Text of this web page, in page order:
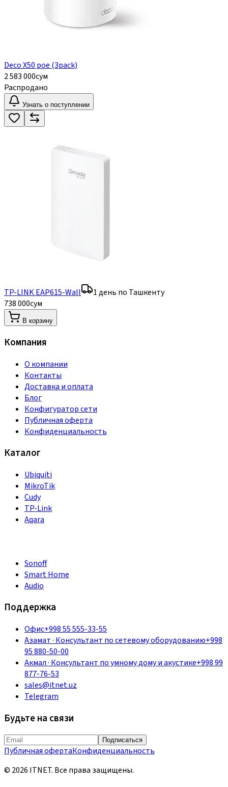
Deco X50 poe (3pack)
2 583 000сум
Распродано
Узнать о поступлении
TP-LINK EAP615-Wall
1 день по Ташкенту
738 000сум
В корзину
Компания
О компании
Контакты
Доставка и оплата
Блог
Конфигуратор сети
Публичная оферта
Конфиденциальность
Каталог
Ubiquiti
MikroTik
Cudy
TP-Link
Aqara
Sonoff
Smart Home
Audio
Поддержка
Офис+998 55 555-33-55
Азамат· Консультант по сетевому оборудованию+998
95 880-50-00
Акмал· Консультант по умному дому и акустике+998 99
877-76-53
sales@itnet.uz
Telegram
Будьте на связи
Подписаться
Публичная офертаКонфиденциальность
© 2026 ITNET. Все права защищены.